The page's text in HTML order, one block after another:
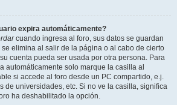
expira automáticamente?
cuando ingresa al foro, sus datos se guardan
elimina al salir de la página o al cabo de cierto
cuenta pueda ser usada por otra persona. Para
automáticamente solo marque la casilla al
si accede al foro desde un PC compartido, e.j.
de universidades, etc. Si no ve la casilla, significa
ha deshabilitado la opción.